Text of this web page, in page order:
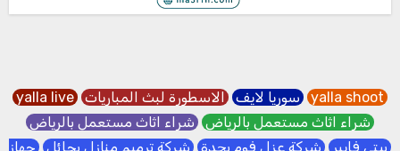
yalla shoot سوريا لايف الاسطورة لبث المباريات yalla live
شراء اثاث مستعمل بالرياض شراء اثاث مستعمل بالرياض
بيتي فايبر شركة عزل فوم بجدة شركة ترميم منازل بحائل جهاز